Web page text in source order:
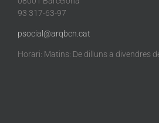
93 317-63-97
psocial@arqbcn.cat
Horari: Matins: De dilluns a divendres